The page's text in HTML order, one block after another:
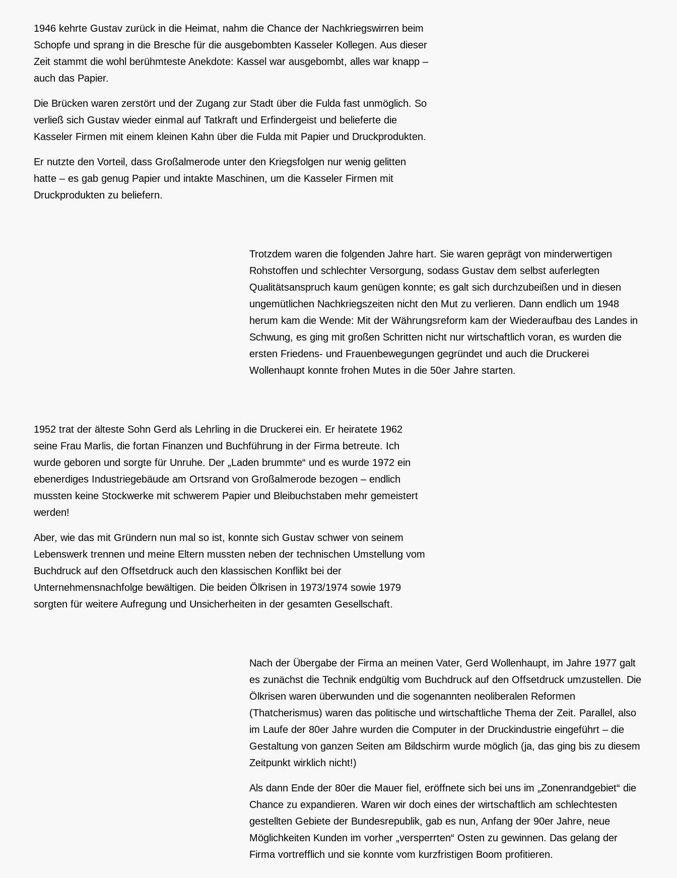
1946 kehrte Gustav zurück in die Heimat, nahm die Chance der Nachkriegswirren beim
Schopfe und sprang in die Bresche für die ausgebombten Kasseler Kollegen. Aus dieser
Zeit stammt die wohl berühmteste Anekdote: Kassel war ausgebombt, alles war knapp –
auch das Papier.
Die Brücken waren zerstört und der Zugang zur Stadt über die Fulda fast unmöglich. So
verließ sich Gustav wieder einmal auf Tatkraft und Erfindergeist und belieferte die
Kasseler Firmen mit einem kleinen Kahn über die Fulda mit Papier und Druckprodukten.
Er nutzte den Vorteil, dass Großalmerode unter den Kriegsfolgen nur wenig gelitten
hatte – es gab genug Papier und intakte Maschinen, um die Kasseler Firmen mit
Druckprodukten zu beliefern.
Trotzdem waren die folgenden Jahre hart. Sie waren geprägt von minderwertigen
Rohstoffen und schlechter Versorgung, sodass Gustav dem selbst auferlegten
Qualitätsanspruch kaum genügen konnte; es galt sich durchzubeißen und in diesen
ungemütlichen Nachkriegszeiten nicht den Mut zu verlieren. Dann endlich um 1948
herum kam die Wende: Mit der Währungsreform kam der Wiederaufbau des Landes in
Schwung, es ging mit großen Schritten nicht nur wirtschaftlich voran, es wurden die
ersten Friedens- und Frauenbewegungen gegründet und auch die Druckerei
Wollenhaupt konnte frohen Mutes in die 50er Jahre starten.
1952 trat der älteste Sohn Gerd als Lehrling in die Druckerei ein. Er heiratete 1962
seine Frau Marlis, die fortan Finanzen und Buchführung in der Firma betreute. Ich
wurde geboren und sorgte für Unruhe. Der „Laden brummte“ und es wurde 1972 ein
ebenerdiges Industriegebäude am Ortsrand von Großalmerode bezogen – endlich
mussten keine Stockwerke mit schwerem Papier und Bleibuchstaben mehr gemeistert
werden!
Aber, wie das mit Gründern nun mal so ist, konnte sich Gustav schwer von seinem
Lebenswerk trennen und meine Eltern mussten neben der technischen Umstellung vom
Buchdruck auf den Offsetdruck auch den klassischen Konflikt bei der
Unternehmensnachfolge bewältigen. Die beiden Ölkrisen in 1973/1974 sowie 1979
sorgten für weitere Aufregung und Unsicherheiten in der gesamten Gesellschaft.
Nach der Übergabe der Firma an meinen Vater, Gerd Wollenhaupt, im Jahre 1977 galt
es zunächst die Technik endgültig vom Buchdruck auf den Offsetdruck umzustellen. Die
Ölkrisen waren überwunden und die sogenannten neoliberalen Reformen
(Thatcherismus) waren das politische und wirtschaftliche Thema der Zeit. Parallel, also
im Laufe der 80er Jahre wurden die Computer in der Druckindustrie eingeführt – die
Gestaltung von ganzen Seiten am Bildschirm wurde möglich (ja, das ging bis zu diesem
Zeitpunkt wirklich nicht!)
Als dann Ende der 80er die Mauer fiel, eröffnete sich bei uns im „Zonenrandgebiet“ die
Chance zu expandieren. Waren wir doch eines der wirtschaftlich am schlechtesten
gestellten Gebiete der Bundesrepublik, gab es nun, Anfang der 90er Jahre, neue
Möglichkeiten Kunden im vorher „versperrten“ Osten zu gewinnen. Das gelang der
Firma vortrefflich und sie konnte vom kurzfristigen Boom profitieren.